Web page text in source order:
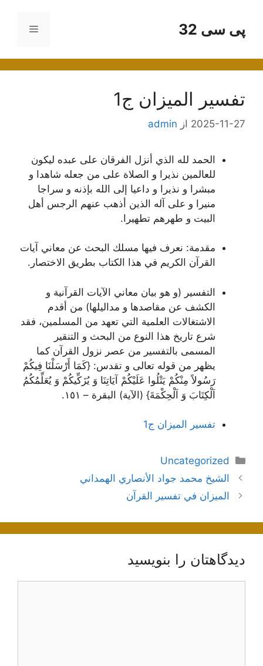
محتواپی سی 32 فهرست
تفسير الميزان ج1
2025-11-27 از admin
الحمد لله الذي أنزل الفرقان على عبده ليكون
للعالمين نذيرا و الصلاة على من جعله شاهدا و
مبشرا و نذيرا و داعيا إلى الله بإذنه و سراجا
منيرا و على آله الذين أذهب عنهم الرجس أهل
البيت و طهرهم تطهيرا.
مقدمة: نعرف فيها مسلك البحث عن معاني آيات
القرآن الكريم في هذا الكتاب بطريق الاختصار.
التفسير (و هو بيان معاني الآيات القرآنية و
الكشف عن مقاصدها و مداليلها) من أقدم
الاشتغالات العلمية التي تعهد من المسلمين، فقد
شرع تاريخ هذا النوع من البحث و التنقير
المسمى بالتفسير من عصر نزول القرآن كما
يظهر من قوله تعالى و تقدس: {كَمَا أَرْسَلْنَا فِيكُمْ
رَسُولاً مِنْكُمْ يَتْلُوا عَلَيْكُمْ آيَاتِنَا وَ يُزَكِّيكُمْ وَ يُعَلِّمُكُمُ
اَلْكِتَابَ وَ اَلْحِكْمَةَ} (الآية) البقرة – ١٥١.
تفسير الميزان ج1
دسته‌ها
Uncategorized
ناوبری
نوشته‌ها
الشيخ محمد جواد الأنصاري الهمداني
الميزان في تفسير القرآن
دیدگاهتان را بنویسید